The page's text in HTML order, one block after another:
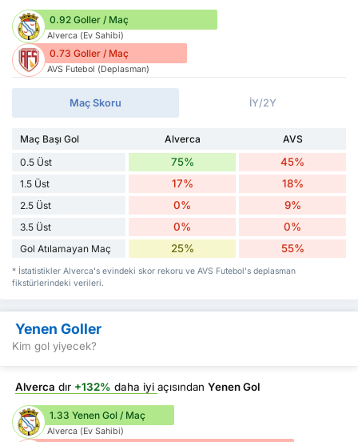
0.92 Goller / Maç
Alverca (Ev Sahibi)
0.73 Goller / Maç
AVS Futebol (Deplasman)
Maç Skoru İY/2Y
Maç Başı Gol Alverca
AVS
0.5 Üst
75% 45%
1.5 Üst 17% 18%
2.5 Üst 0% 9%
3.5 Üst 0% 0%
Gol Atılamayan Maç 25% 55%
* İstatistikler Alverca's evindeki skor rekoru ve AVS Futebol's deplasman
fikstürlerindeki verileri.
Yenen Goller
Kim gol yiyecek?
Alverca dır +132% daha iyi açısından Yenen Gol
1.33 Yenen Gol / Maç
Alverca (Ev Sahibi)